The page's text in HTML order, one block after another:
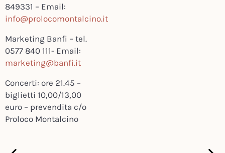
849331 – Email:
info@prolocomontalcino.it
Marketing Banfi – tel.
0577 840 111- Email:
marketing@banfi.it
Concerti: ore 21.45 –
biglietti 10,00/13,00
euro – prevendita c/o
Proloco Montalcino